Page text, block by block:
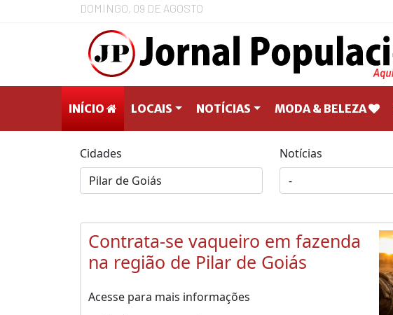
DOMINGO, 09 DE AGOSTO
INÍCIO LOCAIS NOTÍCIAS MODA & BELEZA
Cidades Notícias
Contrata-se vaqueiro em fazenda
na região de Pilar de Goiás
Acesse para mais informações